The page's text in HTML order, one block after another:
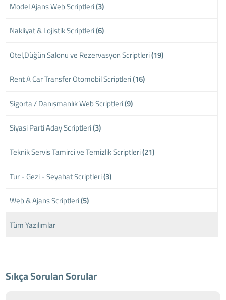
Model Ajans Web Scriptleri(3)
Nakliyat & Lojistik Scriptleri(6)
Otel,Düğün Salonu ve Rezervasyon Scriptleri(19)
Rent A Car Transfer Otomobil Scriptleri(16)
Sigorta / Danışmanlık Web Scriptleri(9)
Siyasi Parti Aday Scriptleri(3)
Teknik Servis Tamirci ve Temizlik Scriptleri(21)
Tur - Gezi - Seyahat Scriptleri(3)
Web & Ajans Scriptleri(5)
Tüm Yazılımlar
Sıkça Sorulan Sorular